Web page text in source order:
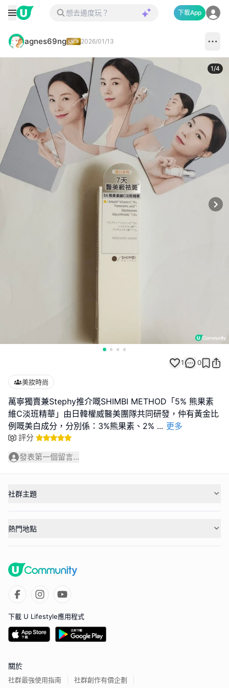
下載App
agnes69ng 2026/01/13
1/4
1 0
美妝時尚
萬寧獨賣兼Stephy推介嘅SHIMBI METHOD「5% 熊果素
維C淡班精華」由日韓權威醫美團隊共同研發，仲有黃金比
例嘅美白成分，分別係：3%熊果素、2% ... 更多
評分
發表第一個留言...
社群主題
熱門地點
下載 U Lifestyle應用程式
關於
社群最強使用指南 社群創作有價企劃